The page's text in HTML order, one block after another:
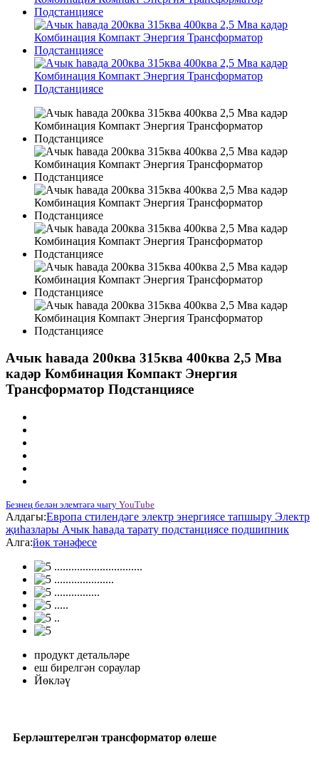
Ачык һавада 200ква 315ква 400ква 2,5 Мва
кадәр Комбинация Компакт Энергия
Трансформатор Подстанциясе
Безнең белән элемтәгә чыгу YouTube
Алдагы:Европа стилендәге электр энергиясе тапшыру Электр
җиһазлары Ачык һавада тарату подстанциясе подшипник
Алга:йөк тәнәфесе
продукт детальләре
еш бирелгән сораулар
Йөкләү
Берләштерелгән трансформатор өлеше